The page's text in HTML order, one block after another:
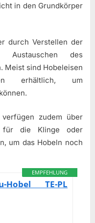
in den Grundkörper
durch Verstellen der
Austauschen des
Meist sind Hobeleisen
erhältlich, um
zudem über
für die Klinge oder
um das Hobeln noch
EMPFEHLUNG
Hobel TE-PL